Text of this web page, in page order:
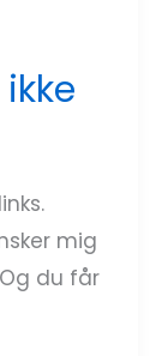
mig
du får